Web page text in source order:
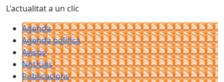
L'actualitat a un clic
Agenda
Agenda política
Avisos
Notícies
Publicacions